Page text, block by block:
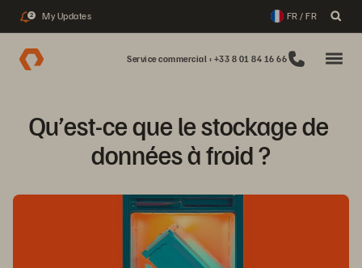
2 My Updates FR / FR
Service commercial : +33 8 01 84 16 66
Qu’est-ce que le stockage de
données à froid ?